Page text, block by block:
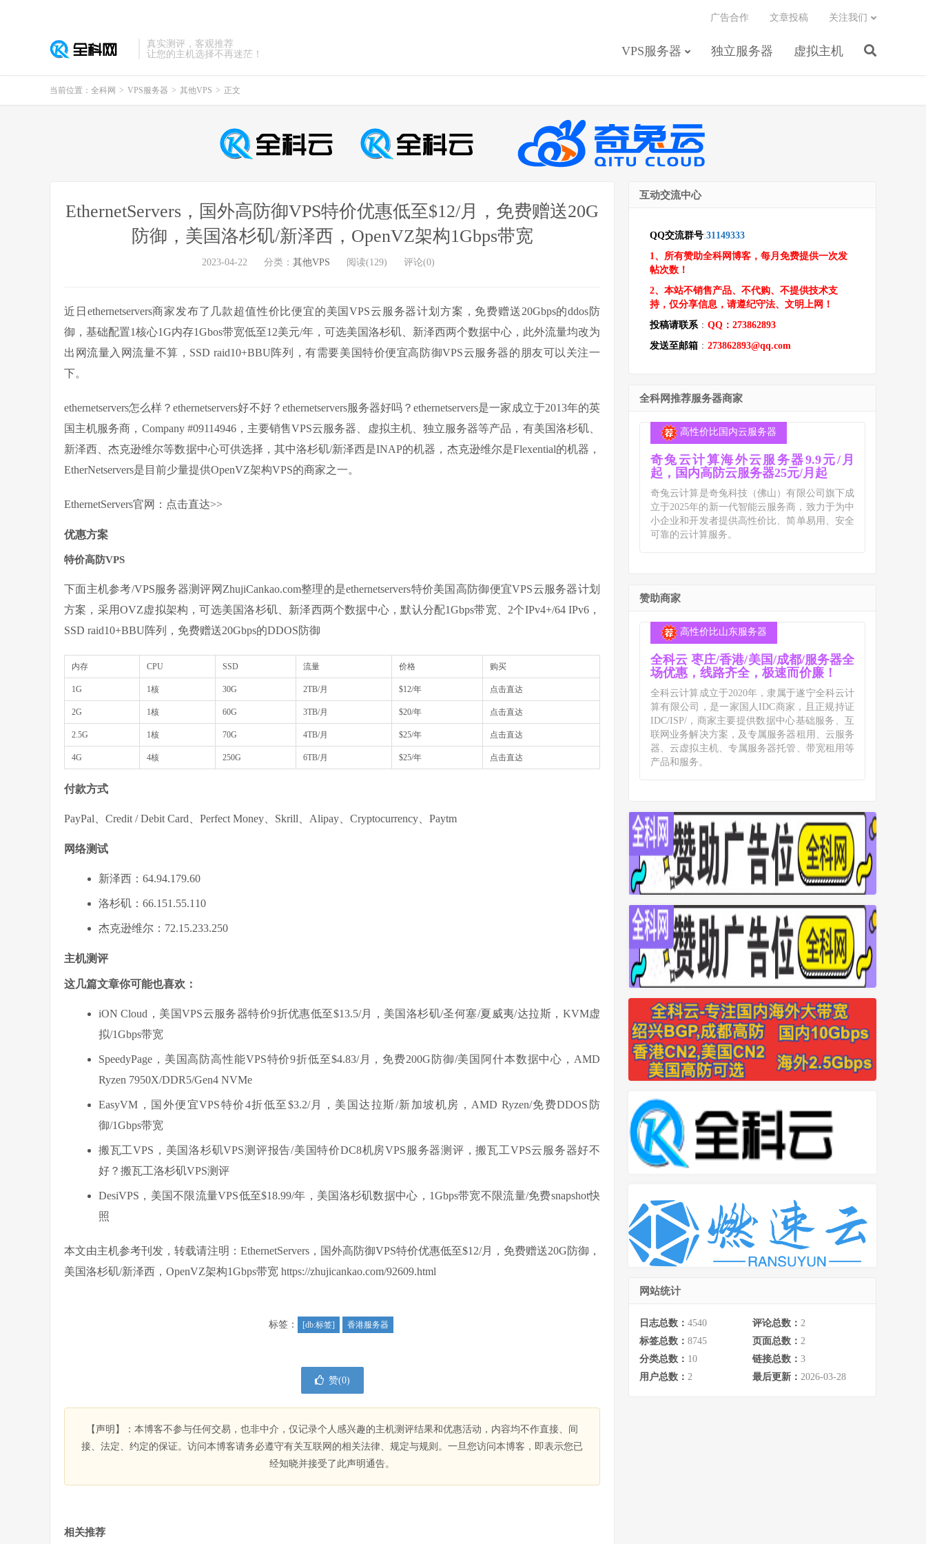
真实测评，客观推荐
让您的主机选择不再迷茫！
VPS服务器 独立服务器 虚拟主机
广告合作 文章投稿 关注我们
当前位置： 全科网 > VPS服务器 > 其他VPS > 正文
EthernetServers，国外高防御VPS特价优惠低至$12/月，免费赠送20G
防御，美国洛杉矶/新泽西，OpenVZ架构1Gbps带宽
2023-04-22 分类： 其他VPS 阅读(129) 评论(0)
近日ethernetservers商家发布了几款超值性价比便宜的美国VPS云服务器计划方案，免费赠送20Gbps的ddos防
御，基础配置1核心1G内存1Gbos带宽低至12美元/年，可选美国洛杉矶、新泽西两个数据中心，此外流量均改为
出网流量入网流量不算，SSD raid10+BBU阵列，有需要美国特价便宜高防御VPS云服务器的朋友可以关注一
下。
ethernetservers怎么样？ethernetservers好不好？ethernetservers服务器好吗？ethernetservers是一家成立于2013年的英
国主机服务商，Company #09114946，主要销售VPS云服务器、虚拟主机、独立服务器等产品，有美国洛杉矶、
新泽西、杰克逊维尔等数据中心可供选择，其中洛杉矶/新泽西是INAP的机器，杰克逊维尔是Flexential的机器，
EtherNetservers是目前少量提供OpenVZ架构VPS的商家之一。
EthernetServers官网：点击直达>>
优惠方案
特价高防VPS
下面主机参考/VPS服务器测评网ZhujiCankao.com整理的是ethernetservers特价美国高防御便宜VPS云服务器计划
方案，采用OVZ虚拟架构，可选美国洛杉矶、新泽西两个数据中心，默认分配1Gbps带宽、2个IPv4+/64 IPv6，
SSD raid10+BBU阵列，免费赠送20Gbps的DDOS防御
内存 CPU SSD 流量 价格 购买
1G 1核 30G 2TB/月 $12/年 点击直达
2G 1核 60G 3TB/月 $20/年 点击直达
2.5G 1核 70G 4TB/月 $25/年 点击直达
4G 4核 250G 6TB/月 $25/年 点击直达
付款方式
PayPal、Credit / Debit Card、Perfect Money、Skrill、Alipay、Cryptocurrency、Paytm
网络测试
新泽西：64.94.179.60
洛杉矶：66.151.55.110
杰克逊维尔：72.15.233.250
主机测评
这几篇文章你可能也喜欢：
iON Cloud，美国VPS云服务器特价9折优惠低至$13.5/月，美国洛杉矶/圣何塞/夏威夷/达拉斯，KVM虚
拟/1Gbps带宽
SpeedyPage，美国高防高性能VPS特价9折低至$4.83/月，免费200G防御/美国阿什本数据中心，AMD
Ryzen 7950X/DDR5/Gen4 NVMe
EasyVM，国外便宜VPS特价4折低至$3.2/月，美国达拉斯/新加坡机房，AMD Ryzen/免费DDOS防
御/1Gbps带宽
搬瓦工VPS，美国洛杉矶VPS测评报告/美国特价DC8机房VPS服务器测评，搬瓦工VPS云服务器好不
好？搬瓦工洛杉矶VPS测评
DesiVPS，美国不限流量VPS低至$18.99/年，美国洛杉矶数据中心，1Gbps带宽不限流量/免费snapshot快
照
本文由主机参考刊发，转载请注明：EthernetServers，国外高防御VPS特价优惠低至$12/月，免费赠送20G防御，
美国洛杉矶/新泽西，OpenVZ架构1Gbps带宽 https://zhujicankao.com/92609.html
标签： [db:标签] 香港服务器
赞(0)
【声明】：本博客不参与任何交易，也非中介，仅记录个人感兴趣的主机测评结果和优惠活动，内容均不作直接、间
接、法定、约定的保证。访问本博客请务必遵守有关互联网的相关法律、规定与规则。一旦您访问本博客，即表示您已
经知晓并接受了此声明通告。
相关推荐
互动交流中心
QQ交流群号:31149333
1、所有赞助全科网博客，每月免费提供一次发
帖次数！
2、本站不销售产品、不代购、不提供技术支
持，仅分享信息，请遵纪守法、文明上网！
投稿请联系： QQ：273862893
发送至邮箱 ： 273862893@qq.com
全科网推荐服务器商家
高性价比国内云服务器
奇兔云计算海外云服务器9.9元/月
起，国内高防云服务器25元/月起
奇兔云计算是奇兔科技（佛山）有限公司旗下成
立于2025年的新一代智能云服务商，致力于为中
小企业和开发者提供高性价比、简单易用、安全
可靠的云计算服务。
赞助商家
高性价比山东服务器
全科云 枣庄/香港/美国/成都/服务器全
场优惠，线路齐全，极速而价廉！
全科云计算成立于2020年，隶属于遂宁全科云计
算有限公司，是一家国人IDC商家，且正规持证
IDC/ISP/，商家主要提供数据中心基础服务、互
联网业务解决方案，及专属服务器租用、云服务
器、云虚拟主机、专属服务器托管、带宽租用等
产品和服务。
网站统计
日志总数： 4540 评论总数： 2
标签总数： 8745 页面总数： 2
分类总数： 10 链接总数： 3
用户总数： 2 最后更新： 2026-03-28